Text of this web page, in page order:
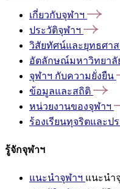
เกี่ยวกับจุฬาฯ
ประวัติจุฬาฯ
วิสัยทัศน์และยุทธศา
อัตลักษณ์มหาวิทยาลั
จุฬาฯ กับความยั่งยืน
ข้อมูลและสถิติ
หน่วยงานของจุฬาฯ
ร้องเรียนทุจริตและป
รู้จักจุฬาฯ
แนะนำจุฬาฯ แนะนำ